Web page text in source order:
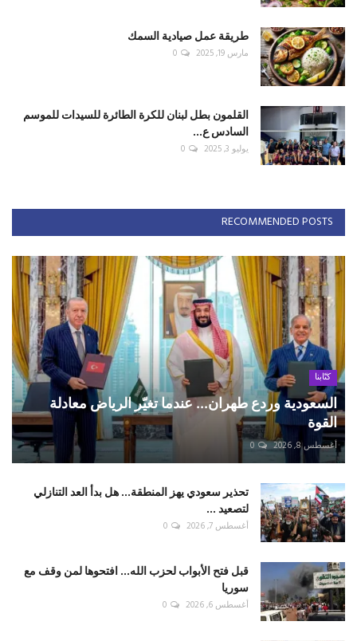
طريقة عمل صيادية السمك
مارس 19, 2025 0
القلمون بطل لبنان للكرة الطائرة للسيدات للموسم
السادس ع...
يوليو 3, 2025 0
RECOMMENDED POSTS
كتّابنا
السعودية وردع طهران... عندما تغيّر الرياض معادلة
القوة
أغسطس 8, 2026 0
تحذير سعودي يهز المنطقة... هل بدأ العد التنازلي
لتصعيد ...
أغسطس 7, 2026 0
قبل فتح الأبواب لحزب الله... افتحوها لمن وقف مع
سوريا
أغسطس 6, 2026 0